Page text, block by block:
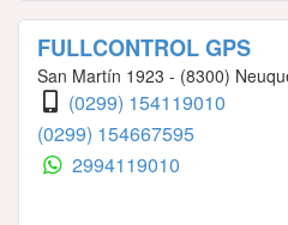
FULLCONTROL GPS
San Martín 1923 - (8300)
(0299) 154119010
(0299) 154667595
2994119010